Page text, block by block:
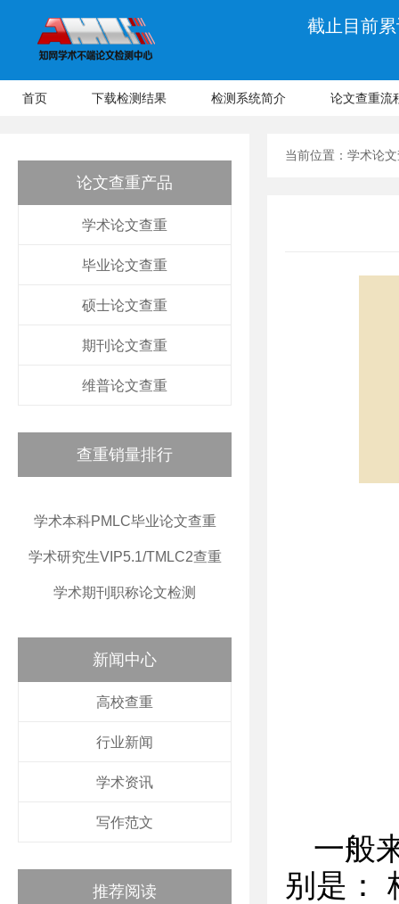
截止目前
首页 下载检测结果 检测系统简介 论文查重流
论文查重产品
学术论文查重
毕业论文查重
硕士论文查重
期刊论文查重
维普论文查重
查重销量排行
学术本科PMLC毕业论文查重
学术研究生VIP5.1/TMLC2查重
学术期刊职称论文检测
新闻中心
高校查重
行业新闻
学术资讯
写作范文
推荐阅读
当前位置： 学术论
一般
别是：